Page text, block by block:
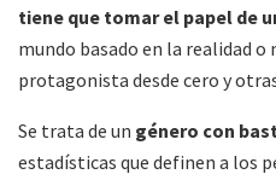
tiene que tomar el papel de
mundo basado en la realidad o
protagonista desde cero y
Se trata de un género con
estadísticas que definen a los